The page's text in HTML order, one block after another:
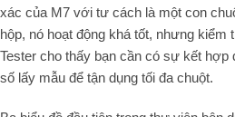
xác của M7 với tư cách là một con
hộp, nó hoạt động khá tốt, nhưng kiểm
Tester cho thấy bạn cần có sự kết hợp
số lấy mẫu để tận dụng tối đa chuột.